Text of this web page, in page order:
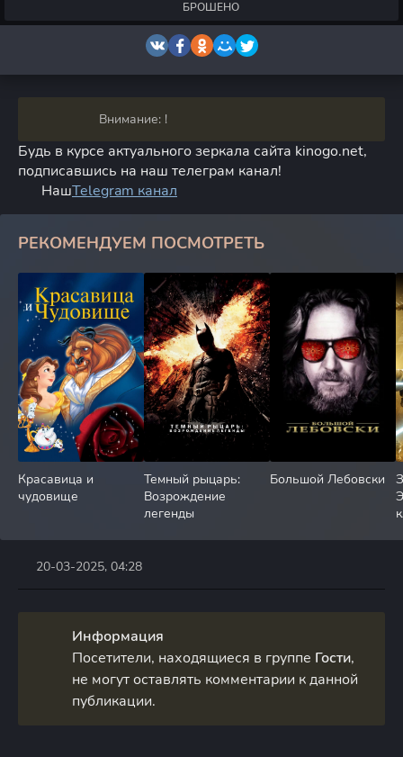
БРОШЕНО
Внимание: !
Будь в курсе актуального зеркала сайта kinogo.net,
подписавшись на наш телеграм канал!
НашTelegram канал
РЕКОМЕНДУЕМ ПОСМОТРЕТЬ
Красавица и
чудовище
Темный рыцарь:
Возрождение
легенды
Большой Лебовски
20-03-2025, 04:28
Информация
Посетители, находящиеся в группе Гости,
не могут оставлять комментарии к данной
публикации.